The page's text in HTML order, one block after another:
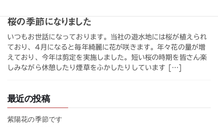
桜の季節になりました
いつもお世話になっております。当社の遊水地には桜が植えられ
ており、4月になると毎年綺麗に花が咲きます。年々花の量が増
えており、今年は剪定を実施しました。短い桜の時期を皆さん楽
しみながら休憩したり煙草をふかしたりしています […]
最近の投稿
紫陽花の季節です